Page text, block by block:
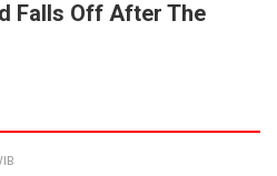
Falls Off After The